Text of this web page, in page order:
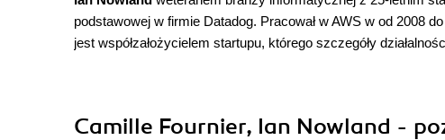
podstawowej w firmie Datadog. Pracował w AWS w od 2008
jest współzałożycielem startupu, którego szczegóły
Camille Fournier, Ian Nowland -